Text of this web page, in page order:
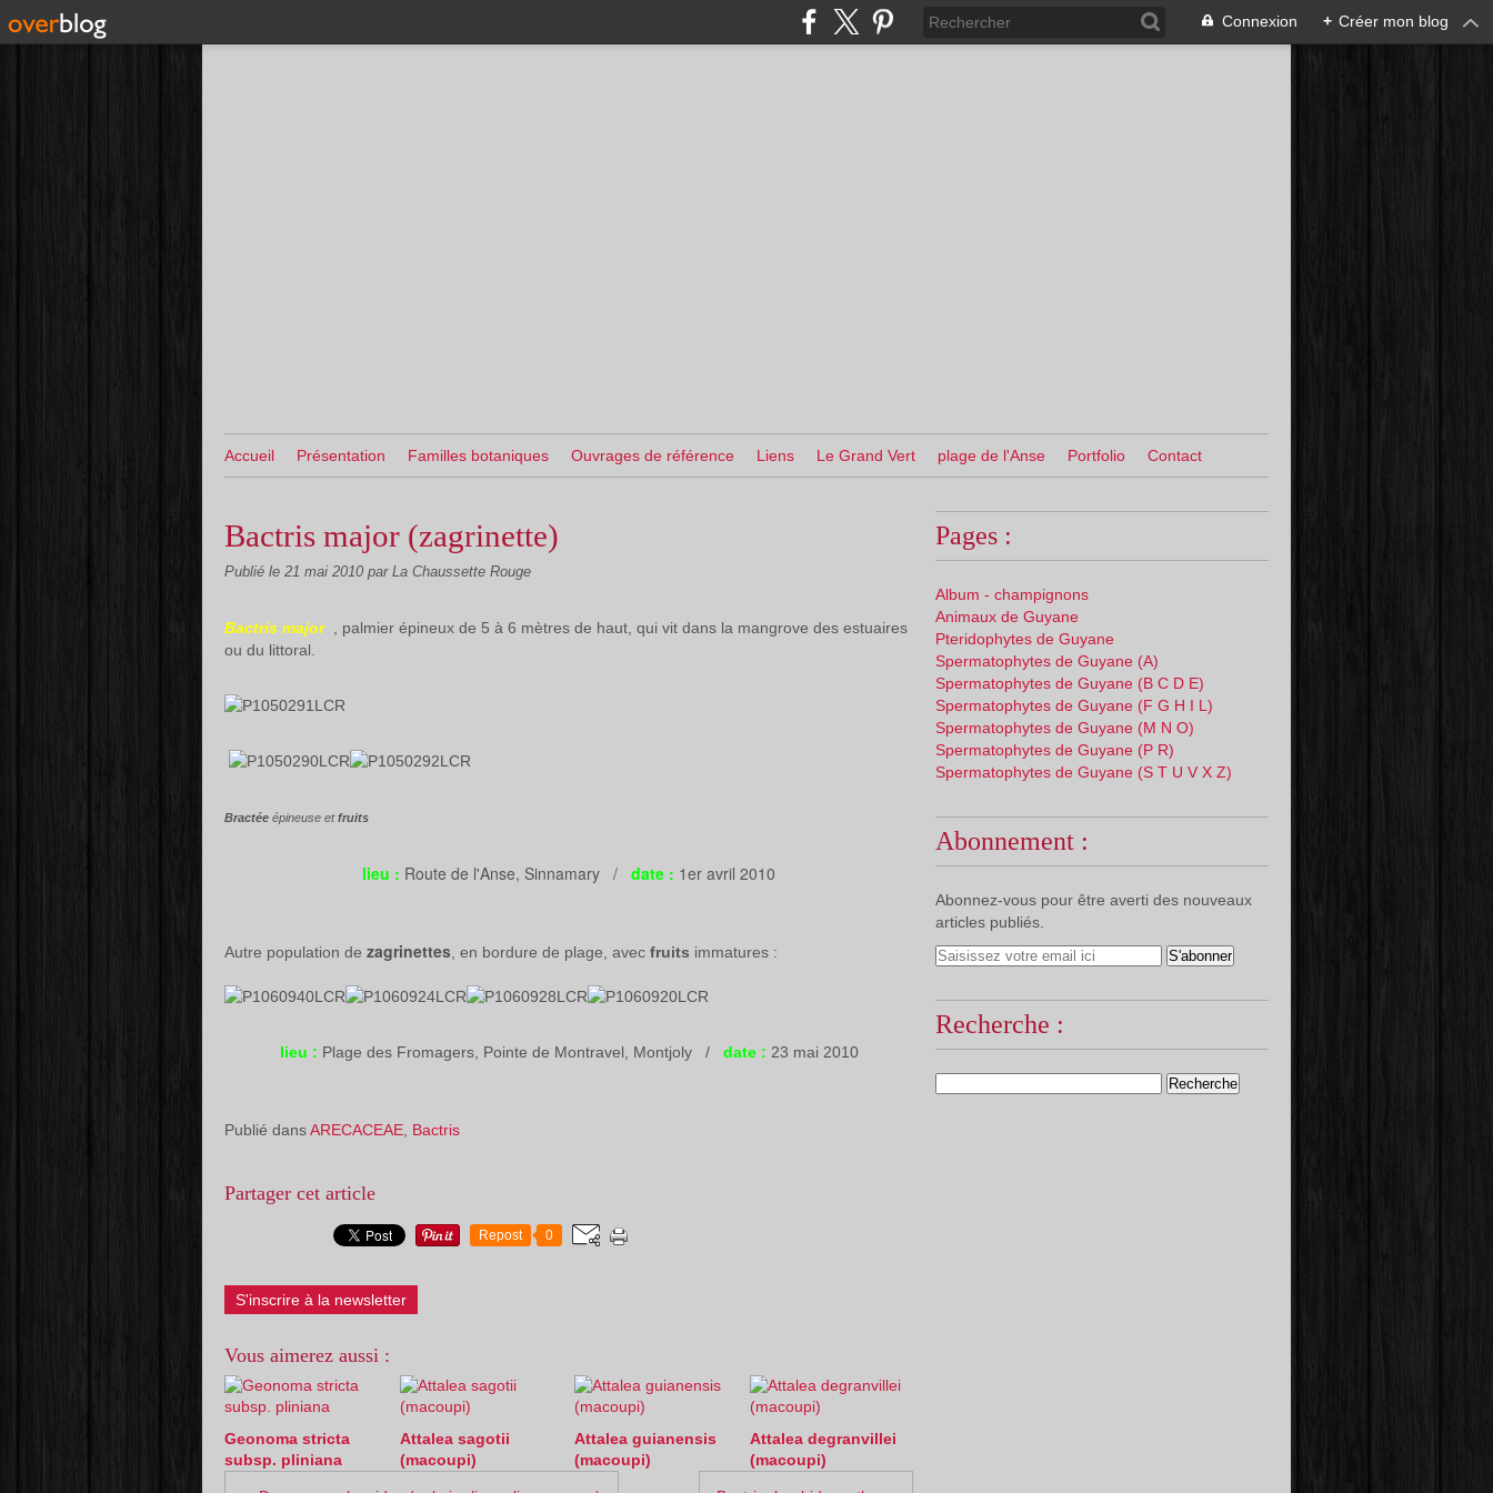
Connexion + Créer mon blog
Accueil Présentation Familles botaniques Ouvrages de référence Liens Le Grand Vert plage de l'Anse Portfolio Contact
Bactris major (zagrinette)
Publié le 21 mai 2010 par La Chaussette Rouge
Bactris major
, palmier épineux de 5 à 6 mètres de haut, qui vit dans la mangrove des estuaires
ou du littoral.
Bractée épineuse etfruits
lieu : Route de l'Anse, Sinnamary / date : 1er avril 2010
Autre population de zagrinettes , en bordure de plage, avec fruits immatures :
lieu : Plage des Fromagers, Pointe de Montravel, Montjoly / date : 23 mai 2010
Publié dansARECACEAE Bactris
Partager cet article
Repost 0
S'inscrire à la newsletter
Vous aimerez aussi :
Geonoma stricta
subsp. pliniana
Attalea sagotii
(macoupi)
Attalea guianensis
(macoupi)
Attalea degranvillei
(macoupi)
Pages :
Album - champignons
Animaux de Guyane
Pteridophytes de Guyane
Spermatophytes de Guyane (A)
Spermatophytes de Guyane (B C D E)
Spermatophytes de Guyane (F G H I L)
Spermatophytes de Guyane (M N O)
Spermatophytes de Guyane (P R)
Spermatophytes de Guyane (S T U V X Z)
Abonnement :
Abonnez-vous pour être averti des nouveaux
articles publiés.
Recherche :